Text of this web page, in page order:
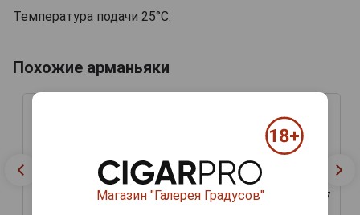
Температура подачи 25°С.
Похожие арманьяки
Chateau de Laubade 1987
Chateau de Laubade 1987
Магазин "Галерея Градусов"